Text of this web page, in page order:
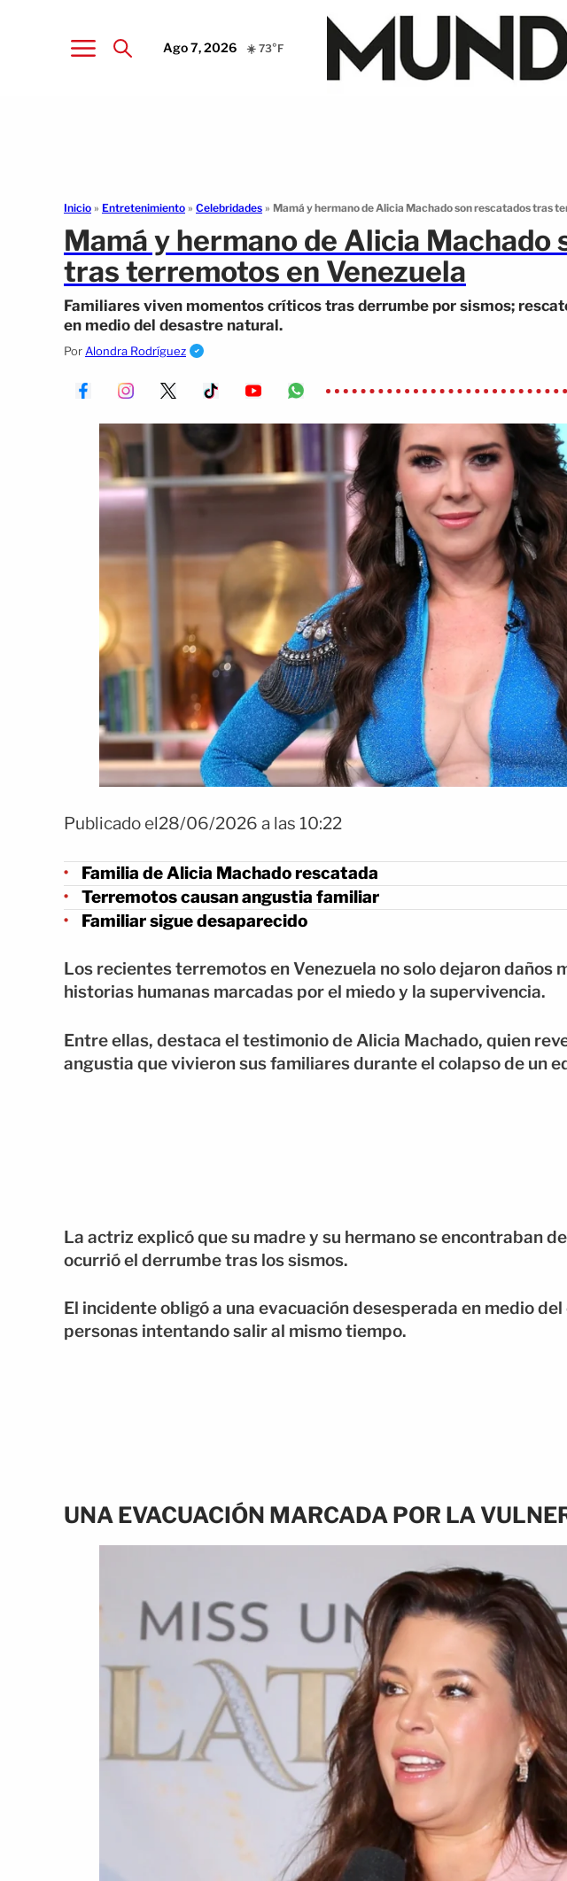
Ago 7, 2026 ☀️ 73°F
Inicio » Entretenimiento » Celebridades » Mamá y hermano de Alicia Machado son rescatados tras
Mamá y hermano de Alicia Machado
tras terremotos en Venezuela
Familiares viven momentos críticos tras derrumbe por sismos;
en medio del desastre natural.
Por Alondra Rodríguez
Publicado el28/06/2026 a las 10:22
Familia de Alicia Machado rescatada
Terremotos causan angustia familiar
Familiar sigue desaparecido
Los recientes terremotos en Venezuela no solo dejaron daños
historias humanas marcadas por el miedo y la supervivencia.
Entre ellas, destaca el testimonio de Alicia Machado, quien
angustia que vivieron sus familiares durante el colapso de un
La actriz explicó que su madre y su hermano se encontraban
ocurrió el derrumbe tras los sismos.
El incidente obligó a una evacuación desesperada en medio
personas intentando salir al mismo tiempo.
UNA EVACUACIÓN MARCADA POR LA